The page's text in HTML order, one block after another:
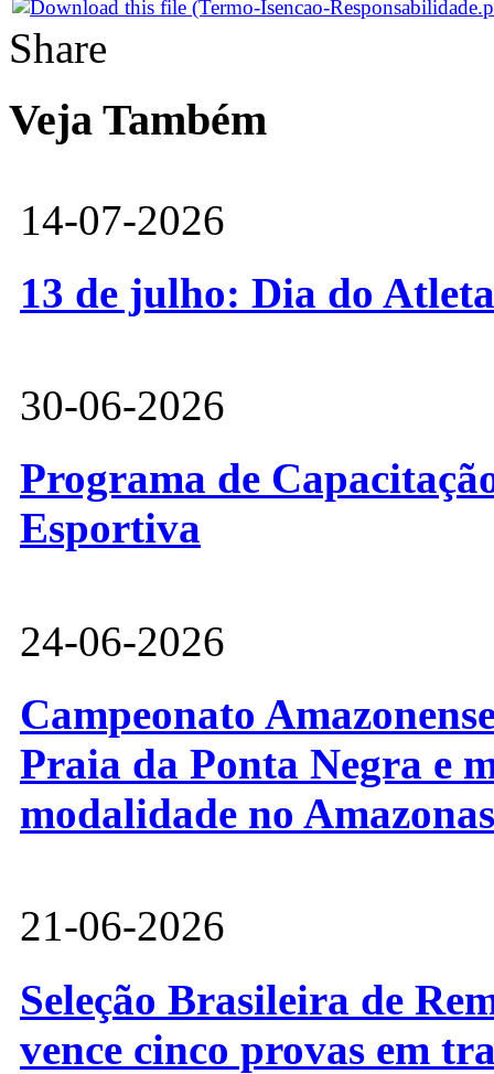
Share
Veja Também
14-07-2026
13 de julho: Dia do
30-06-2026
Programa de
Esportiva
24-06-2026
Campeonato
Praia da Ponta Negra e
modalidade no Amazonas
21-06-2026
Seleção Brasileira de
vence cinco provas em